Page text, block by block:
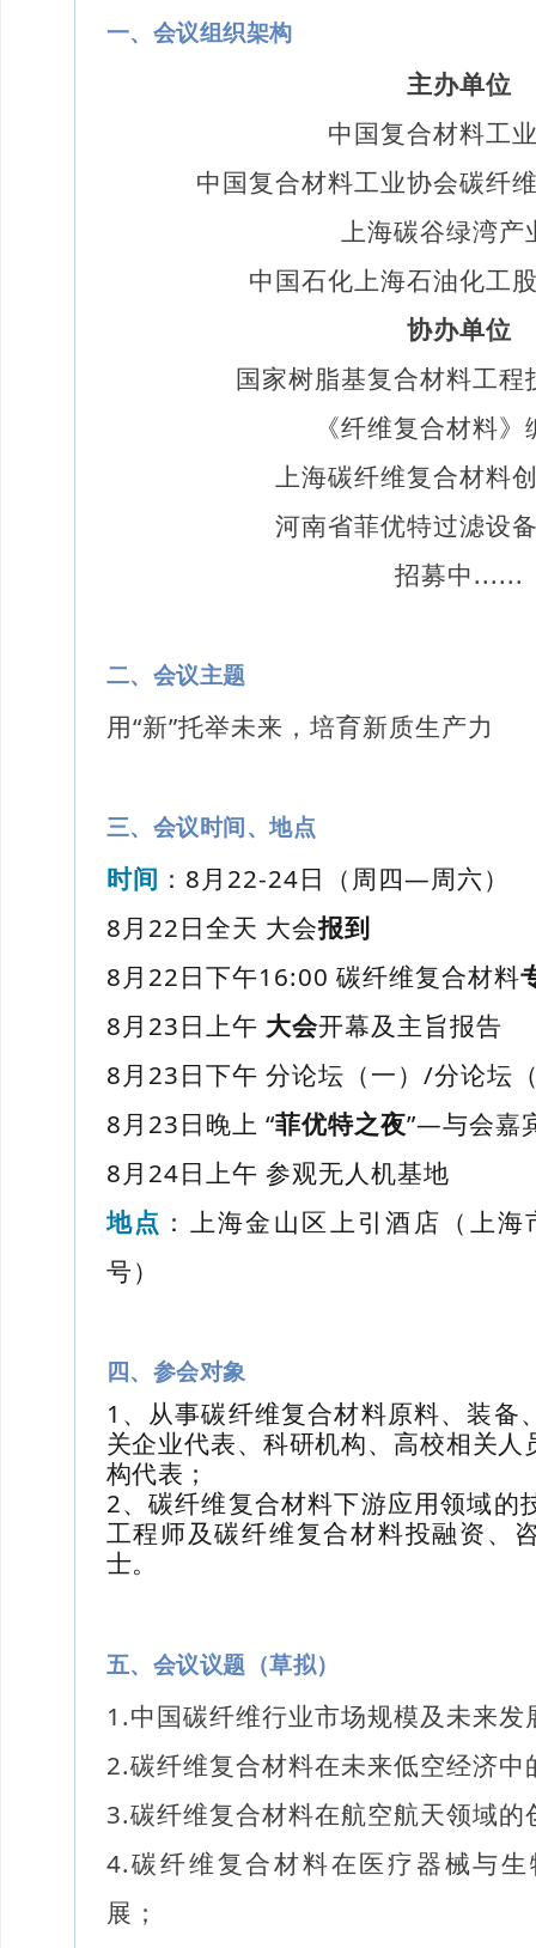
一、会议组织架构
主办单位
中国复合材料工
中国复合材料工业协会碳纤
上海碳谷绿湾产
中国石化上海石油化工
协办单位
国家树脂基复合材料工程
《纤维复合材料
上海碳纤维复合材料
河南省菲优特过滤设
招募中......
二、会议主题
用“新”托举未来，培育新质生产力
三、 会议时间、地点
时间 ：8月22-24日（周四—周六）
8月22日全天 大会报到
8月22日下午16:00 碳纤维复合材料
8月23日上午 大会开幕及主旨报告
8月23日下午 分论坛（一）/分论坛
8月23日晚上 “菲优特之夜”—与会嘉
8月24日上午 参观无人机基地
地点 ：上海金山区上引酒店（上
号）
四、参会对象
1、从事碳纤维复合材料原料、装备
关企业代表、科研机构、高校相关
构代表；
2、碳纤维复合材料下游应用领域的
工程师及碳纤维复合材料投融资、
士。
五、会议议题（草拟）
1.中国碳纤维行业市场规模及未来发
2.碳纤维复合材料在未来低空经济中
3.碳纤维复合材料在航空航天领域
4.碳纤维复合材料在医疗器械与
展；